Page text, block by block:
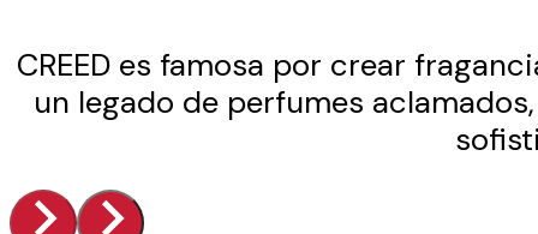
CREED es famosa por crear
un legado de perfumes